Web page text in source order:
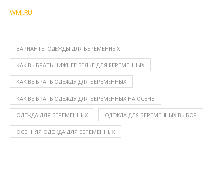
WMJ.RU
ВАРИАНТЫ ОДЕЖДЫ ДЛЯ БЕРЕМЕННЫХ
КАК ВЫБРАТЬ НИЖНЕЕ БЕЛЬЕ ДЛЯ БЕРЕМЕННЫХ
КАК ВЫБРАТЬ ОДЕЖДУ ДЛЯ БЕРЕМЕННЫХ
КАК ВЫБРАТЬ ОДЕЖДУ ДЛЯ БЕРЕМЕННЫХ НА ОСЕНЬ
ОДЕЖДА ДЛЯ БЕРЕМЕННЫХ ОДЕЖДА ДЛЯ БЕРЕМЕННЫХ ВЫБОР
ОСЕННЯЯ ОДЕЖДА ДЛЯ БЕРЕМЕННЫХ